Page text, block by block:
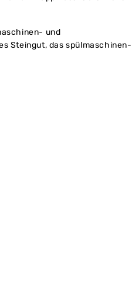
und
Steingut, das spülmaschinen-